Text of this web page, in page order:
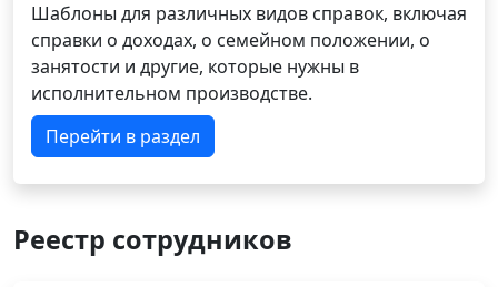
Шаблоны для различных видов справок, включая
справки о доходах, о семейном положении, о
занятости и другие, которые нужны в
исполнительном производстве.
Перейти в раздел
Реестр сотрудников